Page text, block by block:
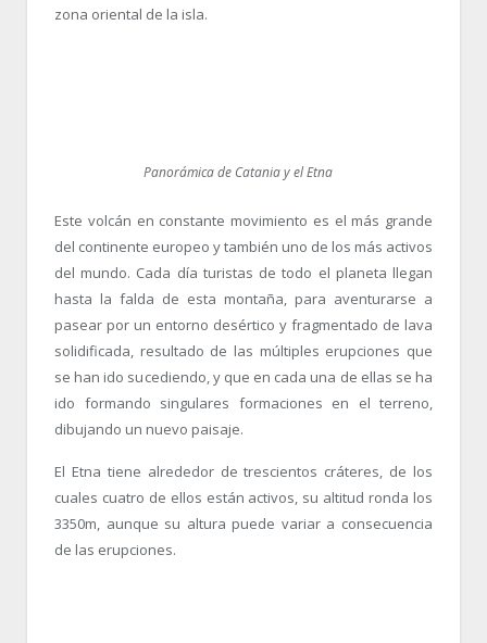
zona oriental de la isla.
Panorámica de Catania y el Etna
Este volcán en constante movimiento es el más grande
del continente europeo y también uno de los más activos
del mundo. Cada día turistas de todo el planeta llegan
hasta la falda de esta montaña, para aventurarse a
pasear por un entorno desértico y fragmentado de lava
solidificada, resultado de las múltiples erupciones que
se han ido sucediendo, y que en cada una de ellas se ha
ido formando singulares formaciones en el terreno,
dibujando un nuevo paisaje.
El Etna tiene alrededor de trescientos cráteres, de los
cuales cuatro de ellos están activos, su altitud ronda los
3350m, aunque su altura puede variar a consecuencia
de las erupciones.